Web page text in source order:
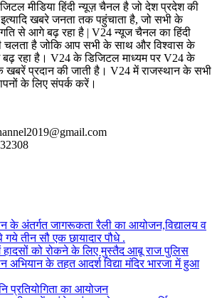
मीडिया हिंदी न्यूज़ चैनल है जो देश प्रदेश की
खबरे जनता तक पहुंचाता है, जो सभी के
से आगे बढ़ रहा है | V24 न्यूज चैनल का हिंदी
चलता है जोकि आप सभी के साथ और विश्वास के
रहा है। V24 के डिजिटल माध्यम पर V24 के
खबरें प्रदान की जाती है। V24 में राजस्थान के सभी
के लिए संपर्क करें।
के अंतर्गत जागरूकता रैली का आयोजन,विद्यालय व
तीन सौ एक छायादार पौधे .
हादसों को रोकने के लिए मुस्तैद आबू राज पुलिस
अभियान के तहत आदर्श विद्या मंदिर भारजा में हुआ
प्रतियोगिता का आयोजन